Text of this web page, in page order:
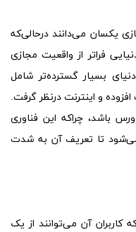
یکسان می‌دانند درحالی‌که
فراتر از واقعیت مجازی
بسیار گسترده‌تر شامل
و اینترنت درنظر گرفت.
باشد، چراکه این فناوری
تا تعریف آن به شدت
آن می‌توانند از یک